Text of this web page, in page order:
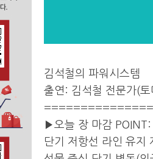
김석철의 파워시스템
출연: 김석철 전문가(
▶오늘 장 마감 POINT:
단기 저항선 라인 유지